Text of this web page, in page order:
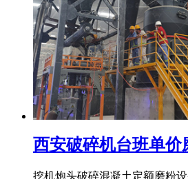
西安破碎机台班单价
挖机炮头破碎混凝土定额磨粉